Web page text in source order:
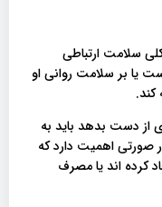
سلامت ارتباطی
یا بر سلامت روانی او
کند.
دست بدهد باید به
صورتی اهمیت دارد که
کرده اند یا مصرف